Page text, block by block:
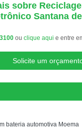
sobre
Santana
ou clique aqui e entre
Solicite um
bateria automotiva Moema